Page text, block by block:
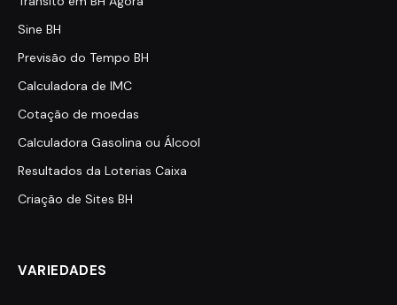
Sine BH
Previsão do Tempo BH
Calculadora de IMC
Cotação de moedas
Calculadora Gasolina ou Álcool
Resultados da Loterias Caixa
Criação de Sites BH
VARIEDADES